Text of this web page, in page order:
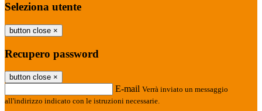
Seleziona utente
button close ×
Recupero password
button close ×
E-mail Verrà inviato un messaggio
all'indirizzo indicato con le istruzioni necessarie.